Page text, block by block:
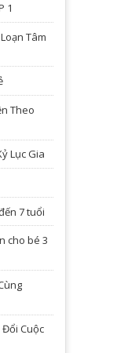
1
Tâm
Theo
Lục Gia
7 tuổi
cho bé 3
Đổi Cuộc